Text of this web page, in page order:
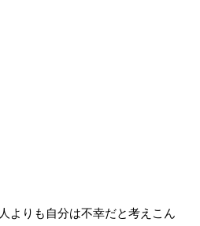
よりも自分は不幸だと考えこん